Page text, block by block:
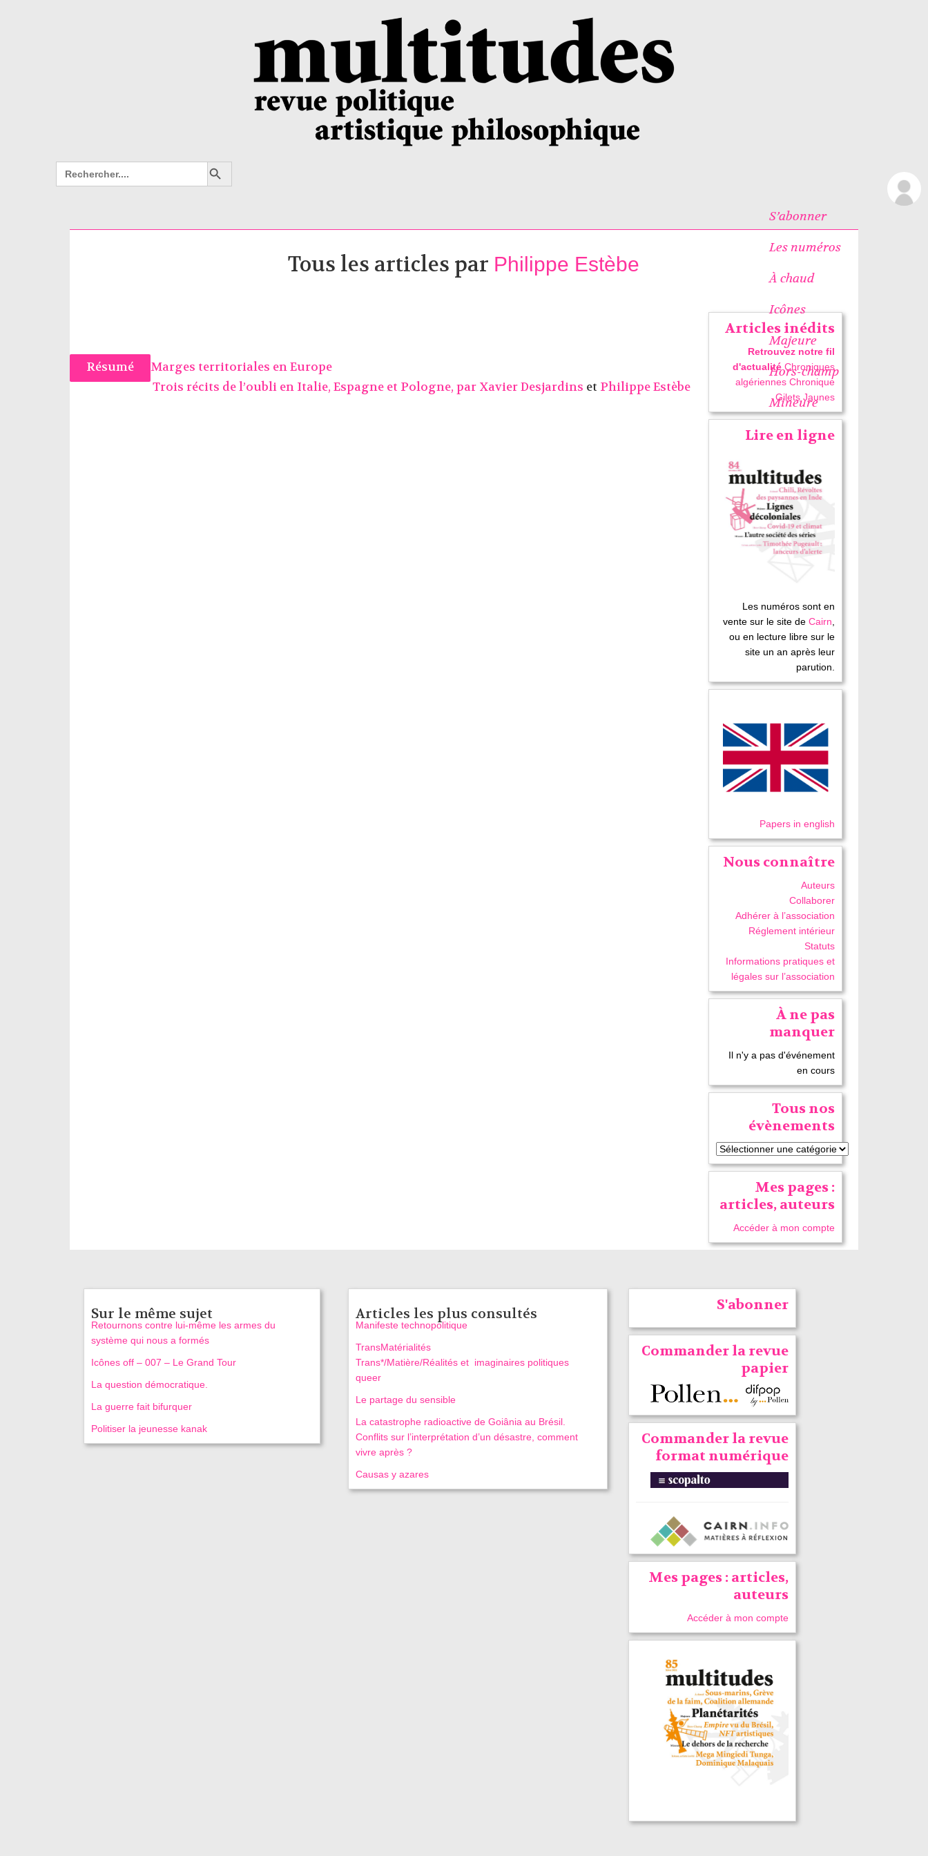
Search
for:
Search Button
S’abonner
Les numéros
À chaud
Icônes
Majeure
Hors-champ
Mineure
Tous les articles par Philippe Estèbe
Résumé
Marges territoriales en Europe
Trois récits de l’oubli en Italie, Espagne et Pologne, par Xavier Desjardins et Philippe Estèbe
Articles inédits
Retrouvez notre fil
d'actualité Chroniques
algériennes Chronique
Gilets Jaunes
Lire en ligne
Les numéros sont en
vente sur le site deCairn,
ou en lecture libre sur le
site un an après leur
parution.
Papers in english
Nous connaître
Auteurs
Collaborer
Adhérer à l’association
Réglement intérieur
Statuts
Informations pratiques et
légales sur l’association
À ne pas
manquer
Il n'y a pas d'événement
en cours
Tous nos
évènements
Mes pages :
articles, auteurs
Accéder à mon compte
Sur le même sujet
Retournons contre lui-même les armes du
système qui nous a formés
Icônes off – 007 – Le Grand Tour
La question démocratique.
La guerre fait bifurquer
Politiser la jeunesse kanak
Articles les plus consultés
Manifeste technopolitique
TransMatérialités
Trans*/Matière/Réalités et imaginaires politiques
queer
Le partage du sensible
La catastrophe radioactive de Goiânia au Brésil.
Conflits sur l’interprétation d’un désastre, comment
vivre après ?
Causas y azares
S'abonner
Commander la revue
papier
Commander la revue
format numérique
Mes pages : articles,
auteurs
Accéder à mon compte